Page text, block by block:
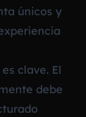
únicos y
clave. El
debe